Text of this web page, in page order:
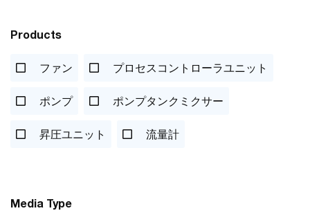
Products
ファン プロセスコントローラユニット
ポンプ ポンプタンクミクサー
昇圧ユニット 流量計
Media Type